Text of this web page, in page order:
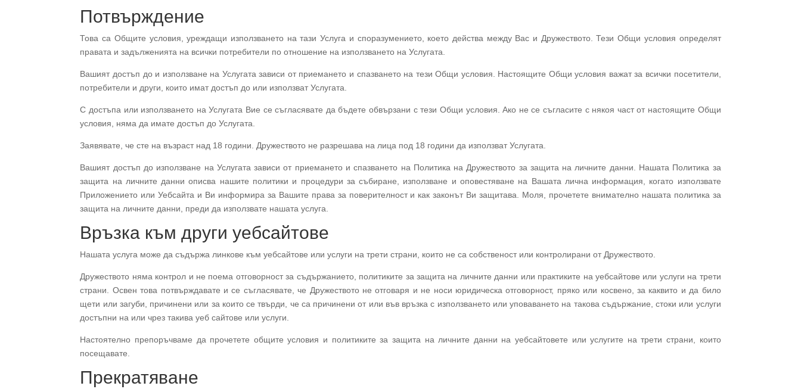
Потвърждение
Това са Общите условия, уреждащи използването на тази Услуга и споразумението, което действа между Вас и Дружеството. Тези Общи условия определят
правата и задълженията на всички потребители по отношение на използването на Услугата.
Вашият достъп до и използване на Услугата зависи от приемането и спазването на тези Общи условия. Настоящите Общи условия важат за всички посетители,
потребители и други, които имат достъп до или използват Услугата.
С достъпа или използването на Услугата Вие се съгласявате да бъдете обвързани с тези Общи условия. Ако не се съгласите с някоя част от настоящите Общи
условия, няма да имате достъп до Услугата.
Заявявате, че сте на възраст над 18 години. Дружеството не разрешава на лица под 18 години да използват Услугата.
Вашият достъп до използване на Услугата зависи от приемането и спазването на Политика на Дружеството за защита на личните данни. Нашата Политика за
защита на личните данни описва нашите политики и процедури за събиране, използване и оповестяване на Вашата лична информация, когато използвате
Приложението или Уебсайта и Ви информира за Вашите права за поверителност и как законът Ви защитава. Моля, прочетете внимателно нашата политика за
защита на личните данни, преди да използвате нашата услуга.
Връзка към други уебсайтове
Нашата услуга може да съдържа линкове към уебсайтове или услуги на трети страни, които не са собственост или контролирани от Дружеството.
Дружеството няма контрол и не поема отговорност за съдържанието, политиките за защита на личните данни или практиките на уебсайтове или услуги на трети
страни. Освен това потвърждавате и се съгласявате, че Дружеството не отговаря и не носи юридическа отговорност, пряко или косвено, за каквито и да било
щети или загуби, причинени или за които се твърди, че са причинени от или във връзка с използването или уповаването на такова съдържание, стоки или услуги
достъпни на или чрез такива уеб сайтове или услуги.
Настоятелно препоръчваме да прочетете общите условия и политиките за защита на личните данни на уебсайтовете или услугите на трети страни, които
посещавате.
Прекратяване